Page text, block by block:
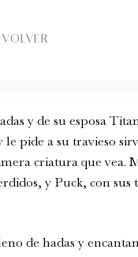
VOLVER
y de su esposa
le pide a su travieso
criatura que vea.
y Puck, con sus
de hadas y